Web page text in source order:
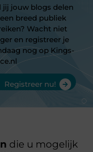
jij jouw blogs delen
breed publiek
Wacht niet
en registreer je
nog op Kings-
Registreer nu!
die u mogelijk